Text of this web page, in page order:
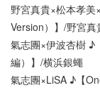
野宮真貴×松本孝
Version）】/野宮真
氣志團×伊波杏樹 ♪
編）】/横浜銀蠅
氣志團×LiSA ♪【